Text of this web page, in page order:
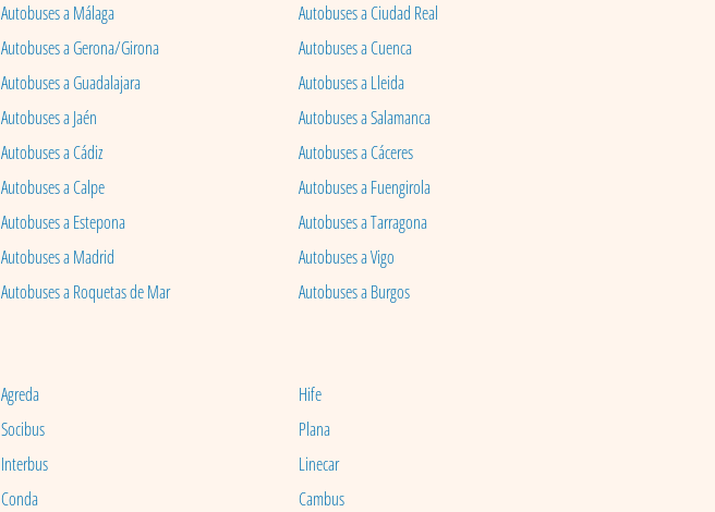
Autobuses a Málaga
Autobuses a Ciudad Real
Autobuses a Gerona/Girona
Autobuses a Cuenca
Autobuses a Guadalajara
Autobuses a Lleida
Autobuses a Jaén
Autobuses a Salamanca
Autobuses a Cádiz
Autobuses a Cáceres
Autobuses a Calpe
Autobuses a Fuengirola
Autobuses a Estepona
Autobuses a Tarragona
Autobuses a Madrid
Autobuses a Vigo
Autobuses a Roquetas de Mar Autobuses a Burgos
Agreda
Hife
Socibus
Plana
Interbus
Linecar
Conda
Cambus